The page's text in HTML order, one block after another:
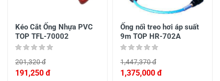
Kéo Cắt Ống Nhựa PVC
TOP TFL-70002
201,320 đ
191,250 đ
Ống nối treo hơi áp suất
9m TOP HR-702A
1,447,370 đ
1,375,000 đ